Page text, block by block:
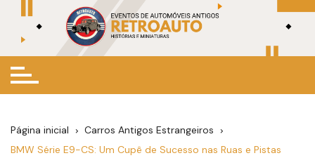
conteúdo
Página inicial
Carros Antigos Estrangeiros
BMW Série E9-CS: Um Cupê de Sucesso nas Ruas e Pistas